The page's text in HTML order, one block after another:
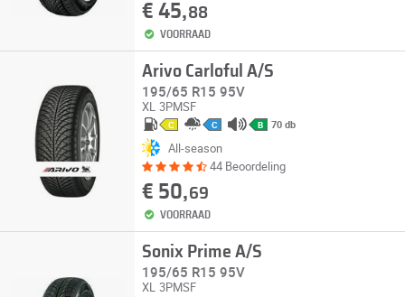
€ 45,88
VOORRAAD
Arivo Carloful A/S
195/65 R15 95V
XL 3PMSF
C C B 70 db
All-season
44 Beoordeling
€ 50,69
VOORRAAD
Sonix Prime A/S
195/65 R15 95V
XL 3PMSF